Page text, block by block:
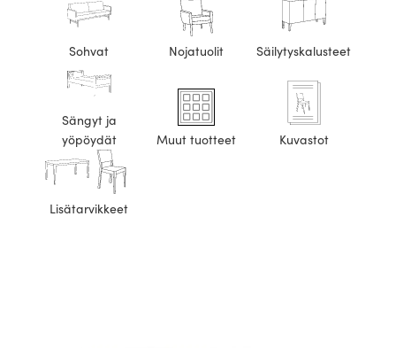
Sohvat Nojatuolit Säilytyskalusteet
Sängyt ja
yöpöydät
Muut tuotteet Kuvastot
Lisätarvikkeet